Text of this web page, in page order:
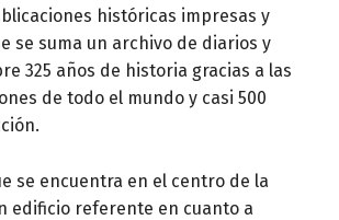
históricas impresas y
se suma un archivo de diarios y
325 años de historia gracias a las
de todo el mundo y casi 500
se encuentra en el centro de la
edificio referente en cuanto a